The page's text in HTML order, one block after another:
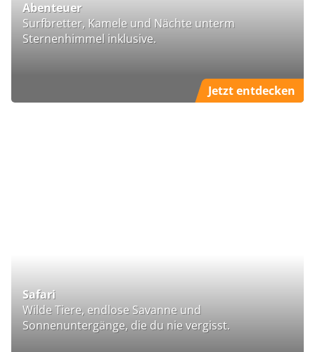
Abenteuer
Surfbretter, Kamele und Nächte unterm
Sternenhimmel inklusive.
Jetzt entdecken
Safari
Wilde Tiere, endlose Savanne und
Sonnenuntergänge, die du nie vergisst.